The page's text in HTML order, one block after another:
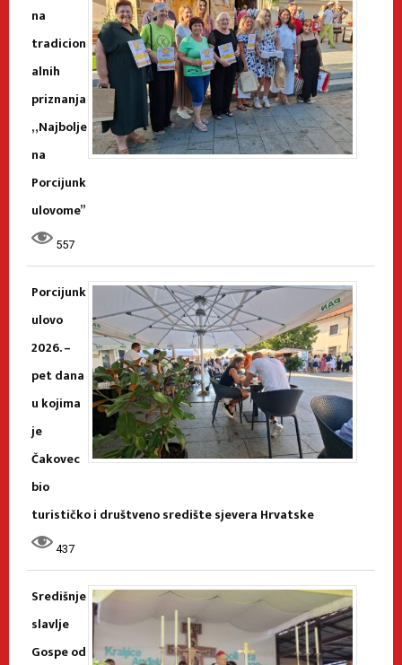
na
tradicion
alnih
priznanja
„Najbolje
na
Porcijunk
ulovome”
557
Porcijunk
ulovo
2026. –
pet dana
u kojima
je
Čakovec
bio
turističko i društveno središte sjevera Hrvatske
437
Središnje
slavlje
Gospe od